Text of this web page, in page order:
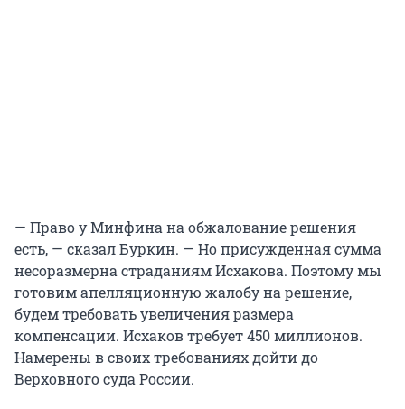
— Право у Минфина на обжалование решения
есть, — сказал Буркин. — Но присужденная сумма
несоразмерна страданиям Исхакова. Поэтому мы
готовим апелляционную жалобу на решение,
будем требовать увеличения размера
компенсации. Исхаков требует 450 миллионов.
Намерены в своих требованиях дойти до
Верховного суда России.